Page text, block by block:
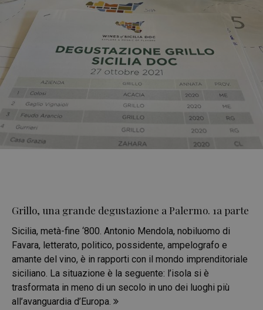
Grillo, una grande degustazione a Palermo. 1a parte
Sicilia, metà-fine ‘800. Antonio Mendola, nobiluomo di
Favara, letterato, politico, possidente, ampelografo e
amante del vino, è in rapporti con il mondo imprenditoriale
siciliano. La situazione è la seguente: l’isola si è
trasformata in meno di un secolo in uno dei luoghi più
all’avanguardia d’Europa.